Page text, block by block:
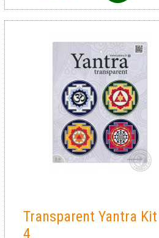
Transparent Yantra
4